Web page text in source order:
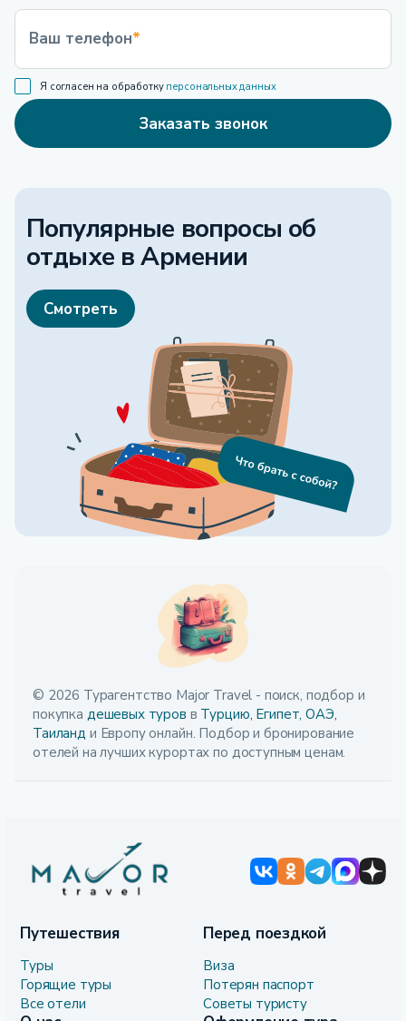
Ваш телефон*
Я согласен на обработку персональных данных
Заказать звонок
Популярные вопросы об
отдыхе в Армении
Смотреть
© 2026 Турагентство Major Travel - поиск, подбор и
покупка дешевых туров в Турцию, Египет, ОАЭ,
Таиланд и Европу онлайн. Подбор и бронирование
отелей на лучших курортах по доступным ценам.
Путешествия
Туры
Горящие туры
Все отели
Перед поездкой
Виза
Потерян паспорт
Советы туристу